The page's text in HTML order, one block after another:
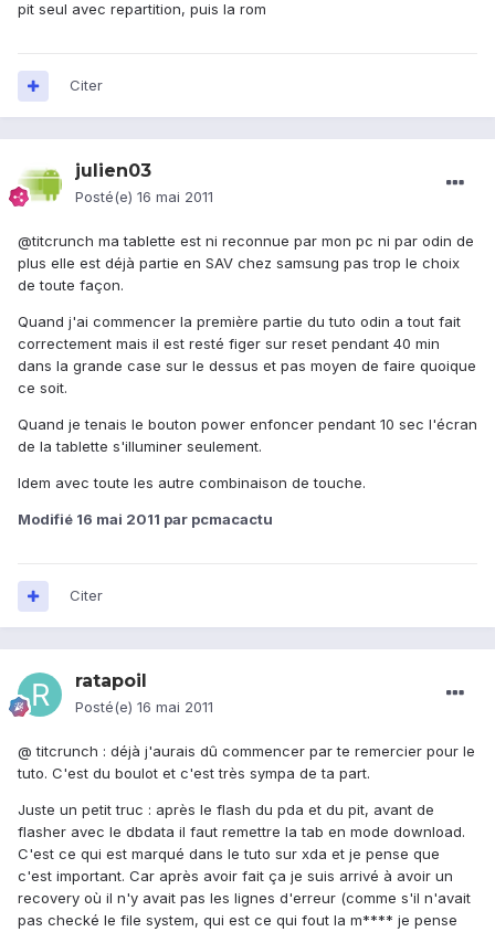
pit seul avec repartition, puis la rom
Citer
julien03
Posté(e) 16 mai 2011
@titcrunch ma tablette est ni reconnue par mon pc ni par odin de
plus elle est déjà partie en SAV chez samsung pas trop le choix
de toute façon.
Quand j'ai commencer la première partie du tuto odin a tout fait
correctement mais il est resté figer sur reset pendant 40 min
dans la grande case sur le dessus et pas moyen de faire quoique
ce soit.
Quand je tenais le bouton power enfoncer pendant 10 sec l'écran
de la tablette s'illuminer seulement.
Idem avec toute les autre combinaison de touche.
Modifié 16 mai 2011 par pcmacactu
Citer
ratapoil
Posté(e) 16 mai 2011
@ titcrunch : déjà j'aurais dû commencer par te remercier pour le
tuto. C'est du boulot et c'est très sympa de ta part.
Juste un petit truc : après le flash du pda et du pit, avant de
flasher avec le dbdata il faut remettre la tab en mode download.
C'est ce qui est marqué dans le tuto sur xda et je pense que
c'est important. Car après avoir fait ça je suis arrivé à avoir un
recovery où il n'y avait pas les lignes d'erreur (comme s'il n'avait
pas checké le file system, qui est ce qui fout la m**** je pense